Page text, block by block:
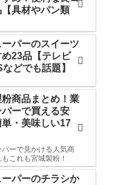
【具材やパン類
パーのスイーツ
め23品【テレビ
どでも話題】
商品まとめ！業
ーで買える安
単・美味しい17
パーで見かける人気商
これも宮城製粉！
パーのチラシか